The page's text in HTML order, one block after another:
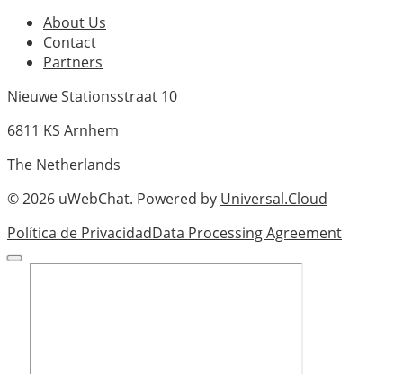
About Us
Contact
Partners
Nieuwe Stationsstraat 10
6811 KS Arnhem
The Netherlands
©2026 uWebChat. Powered by Universal.Cloud
Política de PrivacidadData Processing Agreement